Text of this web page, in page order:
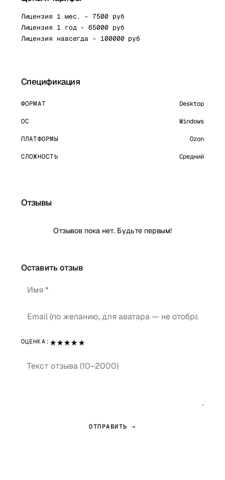
Лицензия 1 мес. - 7500 руб
Лицензия 1 год - 65000 руб
Лицензия навсегда - 100000 руб
Спецификация
ФОРМАТ Desktop
ОС Windows
ПЛАТФОРМЫ Ozon
СЛОЖНОСТЬ Средний
Отзывы
Отзывов пока нет. Будьте первым!
Оставить отзыв
ОЦЕНКА: ★★★★★
ОТПРАВИТЬ →